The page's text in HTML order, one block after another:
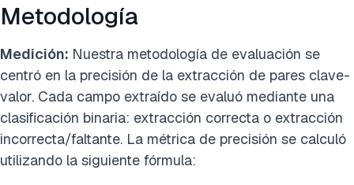
Metodología
Medición: Nuestra metodología de evaluación se
centró en la precisión de la extracción de pares clave-
valor. Cada campo extraído se evaluó mediante una
clasificación binaria: extracción correcta o extracción
incorrecta/faltante. La métrica de precisión se calculó
utilizando la siguiente fórmula: